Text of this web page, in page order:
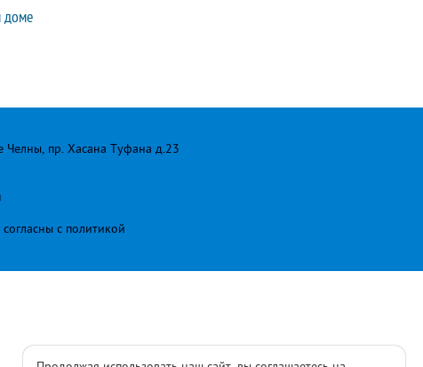
доме
Челны, пр. Хасана Туфана д.23
с политикой